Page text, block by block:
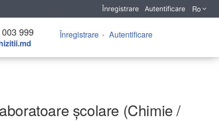
Înregistrare Autentificare Ro
999 Înregistrare Autentificare
școlare (Chimie /